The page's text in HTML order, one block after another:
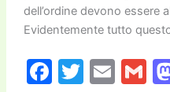
dell’ordine devono essere
Evidentemente tutto
F T E G